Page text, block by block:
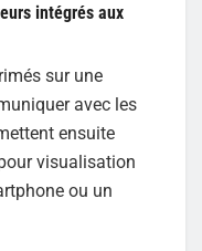
intégrés aux
sur une
avec les
ensuite
visualisation
ou un